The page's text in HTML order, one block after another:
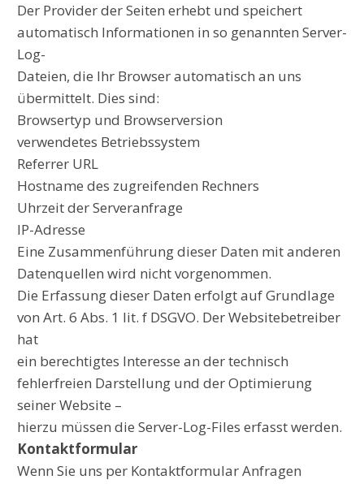
Der Provider der Seiten erhebt und speichert
automatisch Informationen in so genannten Server-
Log-
Dateien, die Ihr Browser automatisch an uns
übermittelt. Dies sind:
Browsertyp und Browserversion
verwendetes Betriebssystem
Referrer URL
Hostname des zugreifenden Rechners
Uhrzeit der Serveranfrage
IP-Adresse
Eine Zusammenführung dieser Daten mit anderen
Datenquellen wird nicht vorgenommen.
Die Erfassung dieser Daten erfolgt auf Grundlage
von Art. 6 Abs. 1 lit. f DSGVO. Der Websitebetreiber
hat
ein berechtigtes Interesse an der technisch
fehlerfreien Darstellung und der Optimierung
seiner Website –
hierzu müssen die Server-Log-Files erfasst werden.
Kontaktformular
Wenn Sie uns per Kontaktformular Anfragen